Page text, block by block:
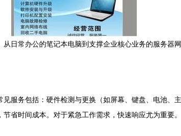
日常办公的笔记本电脑到支撑企业核心业务的服务器
服务包括：硬件检测与更换（如屏幕、键盘、电池、
省时间成本。对于紧急工作需求，快速响应尤为重要。